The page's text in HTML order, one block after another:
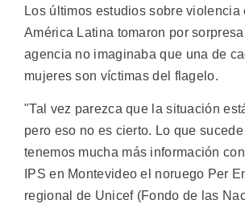
Los últimos estudios sobre violencia
América Latina tomaron por
agencia no imaginaba que una de
mujeres son víctimas del flagelo.
"Tal vez parezca que la situación
pero eso no es cierto. Lo que
tenemos mucha más información
IPS en Montevideo el noruego Per
regional de Unicef (Fondo de las